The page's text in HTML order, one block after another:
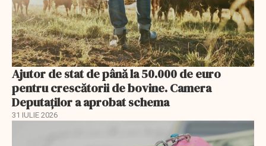
Ajutor de stat de până la 50.000 de euro
pentru crescătorii de bovine. Camera
Deputaților a aprobat schema
31 IULIE 2026